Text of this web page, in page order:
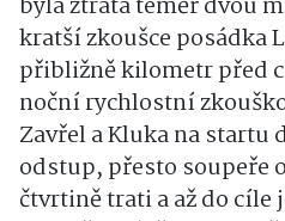
kratší zkoušce posádka
přibližně kilometr před
noční rychlostní
Zavřel a Kluka na
odstup, přesto soupeře
čtvrtině trati a až do